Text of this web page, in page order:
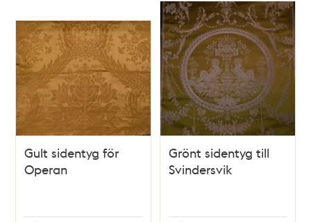
Gult sidentyg för
Operan
Grönt sidentyg till
Svindersvik